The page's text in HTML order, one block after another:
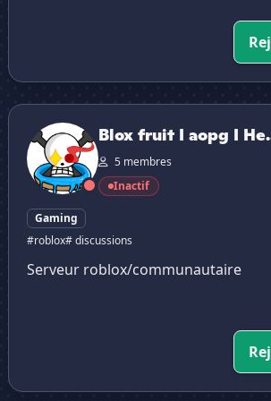
Blox fruit I aopg I Helper
Blox fruit I aopg I
5 membres
Inactif
Gaming
#roblox# discussions
Serveur roblox/communautaire